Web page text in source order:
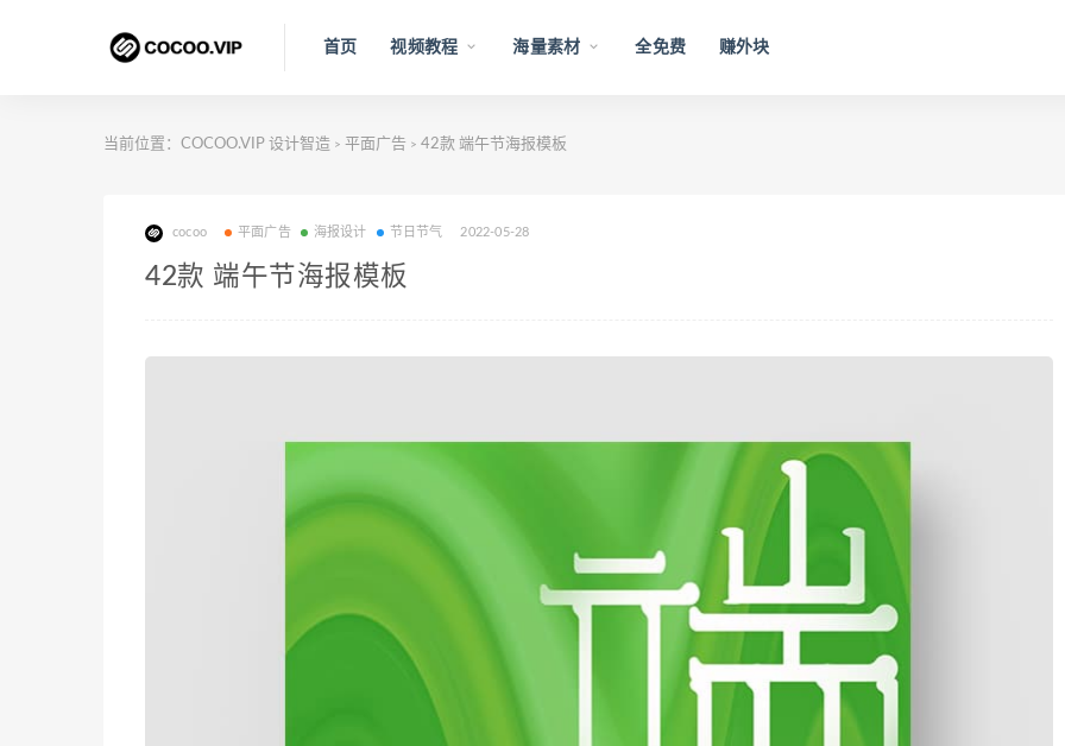
首页 视频教程 海量素材 全免费 赚外块
当前位置： COCOO.VIP 设计智造 > 平面广告 > 42款 端午节海报模板
cocoo 平面广告 海报设计 节日节气 2022-05-28
42款 端午节海报模板